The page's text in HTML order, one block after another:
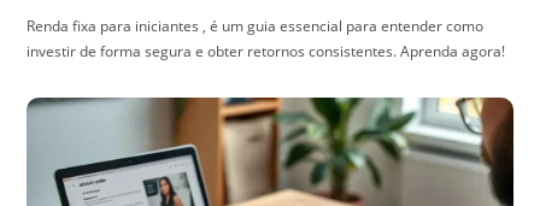
Renda fixa para iniciantes , é um guia essencial para entender como
investir de forma segura e obter retornos consistentes. Aprenda agora!